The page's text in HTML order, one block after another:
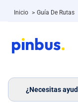
Inicio > Guía De Rutas
¿Necesitas